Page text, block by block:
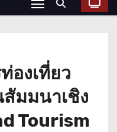
องเที่ยว
มมนาเชิง
Tourism